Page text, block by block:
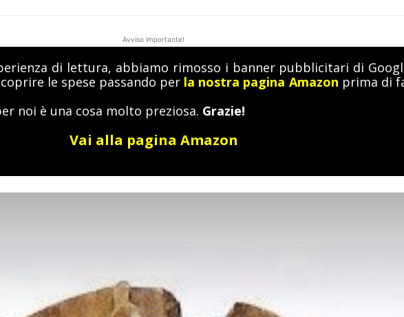
MediterraneoAntico
Avviso importante!
di lettura, abbiamo rimosso i banner pubblicitari di
le spese passando per la nostra pagina Amazon prima di
noi è una cosa molto preziosa. Grazie!
Vai alla pagina Amazon